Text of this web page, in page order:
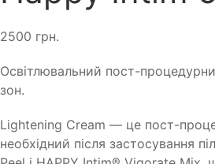
2500 грн.
Освітлювальний пост-
зон.
Lightening Cream — це пост-
необхідний після застосування